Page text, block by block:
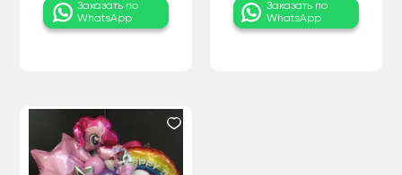
Заказать по
WhatsApp
Заказать по
WhatsApp